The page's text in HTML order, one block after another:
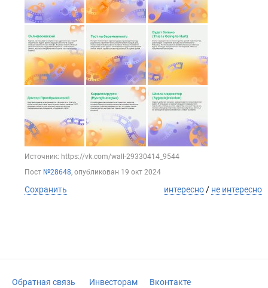
Источник: https://vk.com/wall-29330414_9544
Пост №28648, опубликован 19 окт 2024
Сохранить интересно / не интересно
Обратная связь Инвесторам Вконтакте